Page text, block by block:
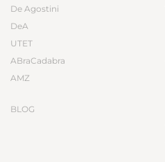
De Agostini
DeA
UTET
ABraCadabra
AMZ
BLOG